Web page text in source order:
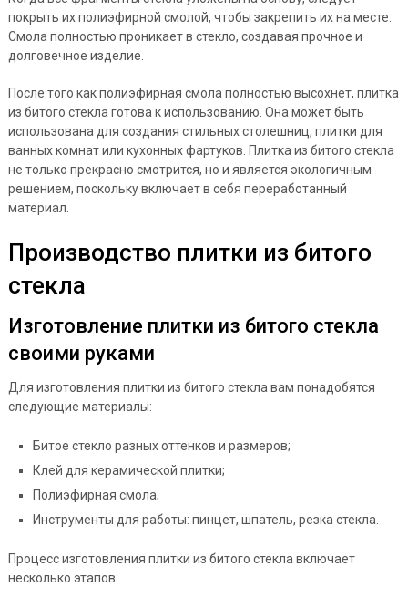
покрыть их полиэфирной смолой, чтобы закрепить их на месте.
Смола полностью проникает в стекло, создавая прочное и
долговечное изделие.
После того как полиэфирная смола полностью высохнет, плитка
из битого стекла готова к использованию. Она может быть
использована для создания стильных столешниц, плитки для
ванных комнат или кухонных фартуков. Плитка из битого стекла
не только прекрасно смотрится, но и является экологичным
решением, поскольку включает в себя переработанный
материал.
Производство плитки из битого
стекла
Изготовление плитки из битого стекла
своими руками
Для изготовления плитки из битого стекла вам понадобятся
следующие материалы:
Битое стекло разных оттенков и размеров;
Клей для керамической плитки;
Полиэфирная смола;
Инструменты для работы: пинцет, шпатель, резка стекла.
Процесс изготовления плитки из битого стекла включает
несколько этапов: